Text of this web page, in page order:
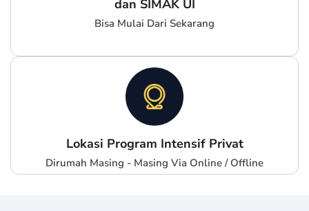
dan SIMAK UI
Bisa Mulai Dari Sekarang
Lokasi Program Intensif Privat
Dirumah Masing - Masing Via Online / Offline